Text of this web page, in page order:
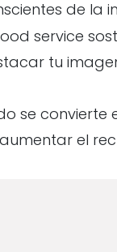
de la
service
tu
se
el